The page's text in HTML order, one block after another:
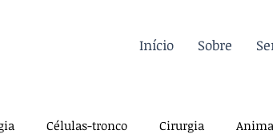
Início Sobre
Células-tronco Cirurgia